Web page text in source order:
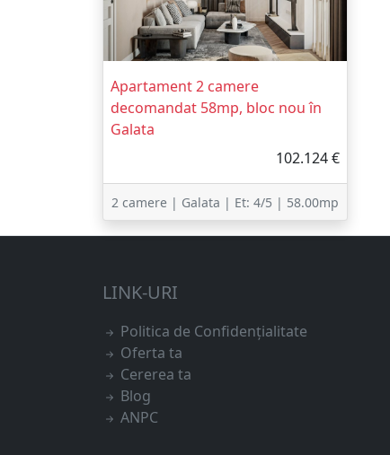
Apartament 2 camere
decomandat 58mp, bloc nou în
Galata
102.124 €
2 camere | Galata | Et: 4/5 | 58.00mp
LINK-URI
Politica de Confidențialitate
Oferta ta
Cererea ta
Blog
ANPC